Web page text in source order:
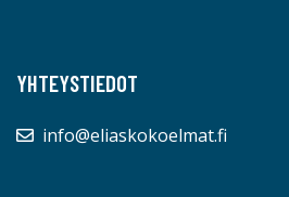
YHTEYSTIEDOT
info@eliaskokoelmat.fi